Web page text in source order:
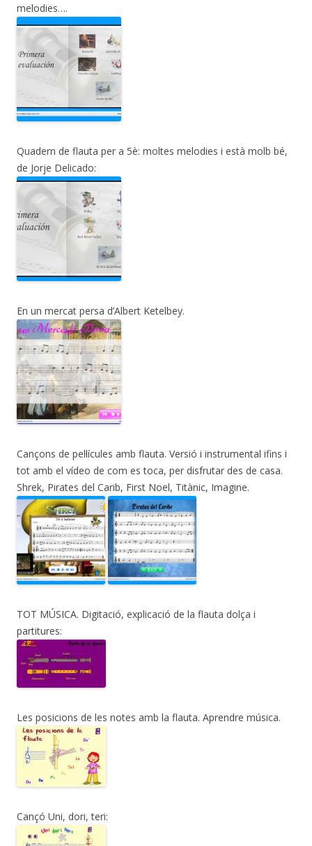
melodies….
Quadern de flauta per a 5è: moltes melodies i està molb bé,
de Jorje Delicado:
En un mercat persa d’Albert Ketelbey.
Cançons de pel·lícules amb flauta. Versió i instrumental ifins i
tot amb el vídeo de com es toca, per disfrutar des de casa.
Shrek, Pirates del Carib, First Noel, Titànic, Imagine.
TOT MÚSICA. Digitació, explicació de la flauta dolça i
partitures:
Les posicions de les notes amb la flauta. Aprendre música.
Cançó Uni, dori, teri: